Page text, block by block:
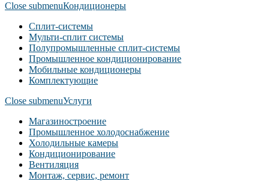
Close submenuКондиционеры
Сплит-системы
Мульти-сплит системы
Полупромышленные сплит-системы
Промышленное кондиционирование
Мобильные кондиционеры
Комплектующие
Close submenuУслуги
Магазиностроение
Промышленное холодоснабжение
Холодильные камеры
Кондиционирование
Вентиляция
Монтаж, сервис, ремонт